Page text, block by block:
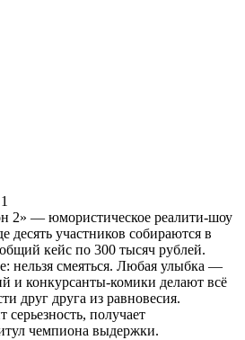
1
2» — юмористическое реалити-шоу
десять участников собираются в
кейс по 300 тысяч рублей.
нельзя смеяться. Любая улыбка —
и конкурсанты-комики делают всё
друг друга из равновесия.
получает
чемпиона выдержки.